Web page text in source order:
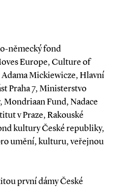
německý fond
Europe, Culture of
Mickiewicze, Hlavní
Praha 7, Ministerstvo
Fund, Nadace
v Praze, Rakouské
kultury České republiky,
umění, kulturu, veřejnou
první dámy České